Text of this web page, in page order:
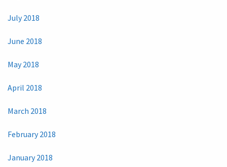
July 2018
June 2018
May 2018
April 2018
March 2018
February 2018
January 2018